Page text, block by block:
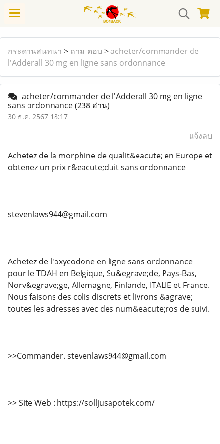
กระดานสนทนา > ถาม-ตอบ > acheter/commander de
l'Adderall 30 mg en ligne sans ordonnance
acheter/commander de l'Adderall 30 mg en ligne
sans ordonnance(238 อ่าน)
30 ธ.ค. 2567 18:17
แจ้งลบ
Achetez de la morphine de qualit&eacute; en Europe et
obtenez un prix r&eacute;duit sans ordonnance
stevenlaws944@gmail.com
Achetez de l'oxycodone en ligne sans ordonnance
pour le TDAH en Belgique, Su&egrave;de, Pays-Bas,
Norv&egrave;ge, Allemagne, Finlande, ITALIE et France.
Nous faisons des colis discrets et livrons &agrave;
toutes les adresses avec des num&eacute;ros de suivi.
>>Commander. stevenlaws944@gmail.com
>> Site Web : https://solljusapotek.com/